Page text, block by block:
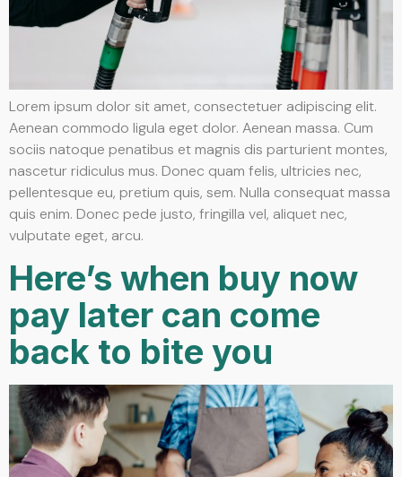
Lorem ipsum dolor sit amet, consectetuer adipiscing elit.
Aenean commodo ligula eget dolor. Aenean massa. Cum
sociis natoque penatibus et magnis dis parturient montes,
nascetur ridiculus mus. Donec quam felis, ultricies nec,
pellentesque eu, pretium quis, sem. Nulla consequat massa
quis enim. Donec pede justo, fringilla vel, aliquet nec,
vulputate eget, arcu.
Here’s when buy now
pay later can come
back to bite you